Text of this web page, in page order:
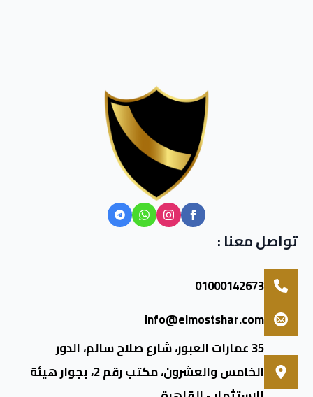
تواصل معنا :
01000142673
info@elmostshar.com
35 عمارات العبور، شارع صلاح سالم، الدور
الخامس والعشرون، مكتب رقم 2، بجوار هيئة